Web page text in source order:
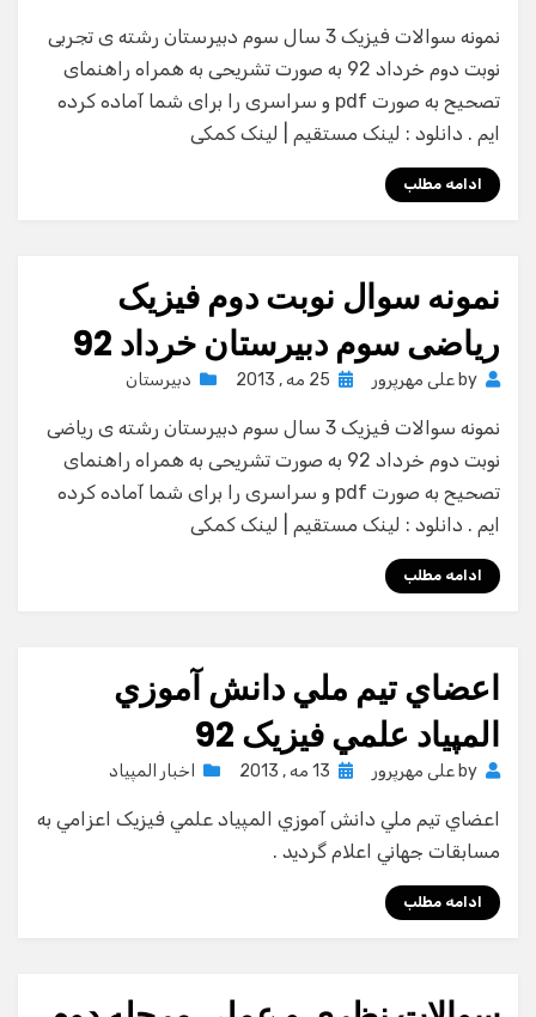
نمونه سوالات فیزیک 3 سال سوم دبیرستان رشته ی تجربی
نوبت دوم خرداد 92 به صورت تشریحی به همراه راهنمای
تصحیح به صورت pdf و سراسری را برای شما آماده کرده
ایم . دانلود : لینک مستقیم | لینک کمکی
ادامه مطلب
نمونه سوال نوبت دوم فیزیک
ریاضی سوم دبیرستان خرداد 92
by علی مهرپرور
Posted
25 مه , 2013 دبیرستان
نمونه سوالات فیزیک 3 سال سوم دبیرستان رشته ی ریاضی
نوبت دوم خرداد 92 به صورت تشریحی به همراه راهنمای
تصحیح به صورت pdf و سراسری را برای شما آماده کرده
ایم . دانلود : لینک مستقیم | لینک کمکی
ادامه مطلب
اعضاي تيم ملي دانش آموزي
المپياد علمي فیزیک 92
by علی مهرپرور
Posted
13 مه , 2013 اخبار المپیاد
اعضاي تيم ملي دانش آموزي المپياد علمي فیزیک اعزامي به
مسابقات جهاني اعلام گرديد .
ادامه مطلب